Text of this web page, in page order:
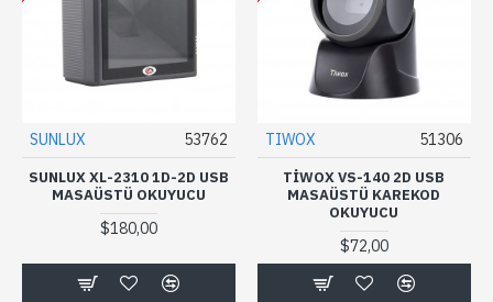
SUNLUX 53762
SUNLUX XL-2310 1D-2D USB
MASAÜSTÜ OKUYUCU
$180,00
TIWOX 51306
TIWOX VS-140 2D USB
MASAÜSTÜ KAREKOD
OKUYUCU
$72,00